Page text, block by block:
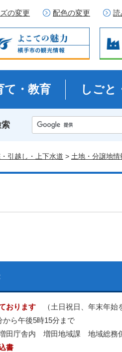
の変更 配色の変更 読
て・教育 しごと
引越し・上下水道 > 土地・分譲地情
おります （土日祝日、年末年始
ら午後5時15分まで
田庁舎内 増田地域課 地域総務係
書